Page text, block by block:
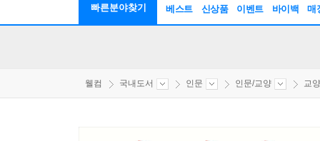
빠른분야찾기 베스트 신상품 이벤트 바이백 매
웰컴 국내도서 인문 인문/교양 교